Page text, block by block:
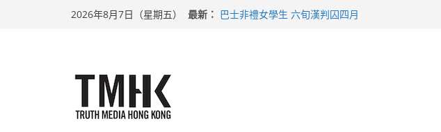
2026年8月7日（星期五） 最新： 巴士非禮女學生 六旬漢判囚四月